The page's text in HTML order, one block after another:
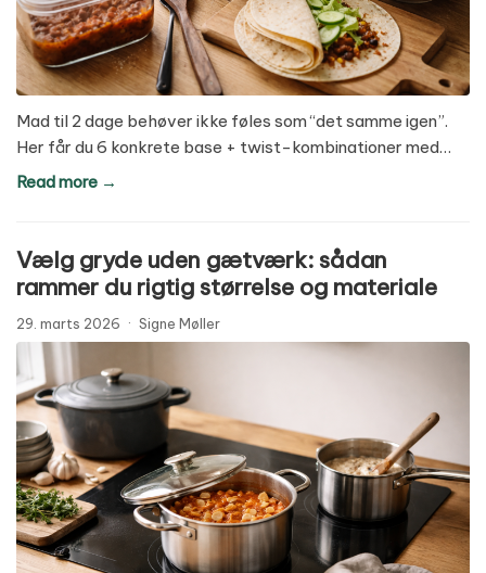
Mad til 2 dage behøver ikke føles som “det samme igen”.
Her får du 6 konkrete base + twist-kombinationer med…
Read more →
Vælg gryde uden gætværk: sådan
rammer du rigtig størrelse og materiale
29. marts 2026 · Signe Møller